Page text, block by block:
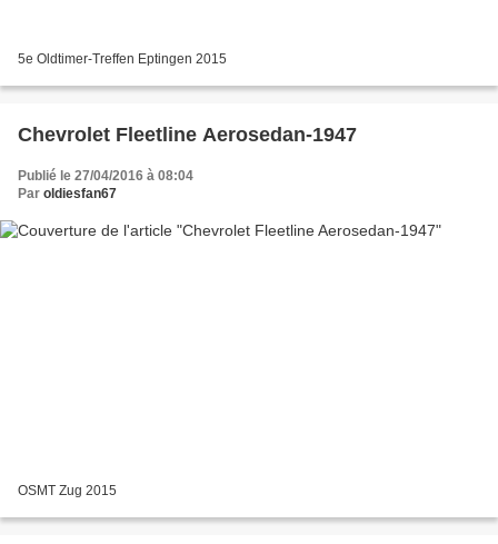
5e Oldtimer-Treffen Eptingen 2015
Chevrolet Fleetline Aerosedan-1947
Publié le 27/04/2016 à 08:04
Par oldiesfan67
OSMT Zug 2015